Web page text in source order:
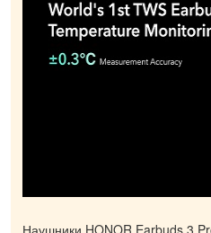
Наушники HONOR Earbuds 3